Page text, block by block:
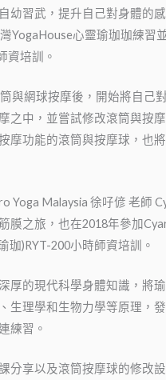
幼習武，提升自己對身體的
YogaHouse心靈瑜珈珈練習
資培訓。
與網球按摩後，開始將自己
之中，並嘗試修改滾筒與按
摩功能的滾筒與按摩球，也
Yoga Malaysia 徐吇偐 老師
膜之旅，也在2018年參加
珈)RYT-200小時師資培訓。
厚的現代科學身體知識，將
生理學和生物力學等原理，
練習。
分享以及滾筒按摩球的修改